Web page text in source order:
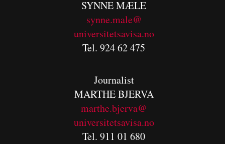
SYNNE MÆLE
synne.male@
universitetsavisa.no
Tel. 924 62 475
Journalist
MARTHE BJERVA
marthe.bjerva@
universitetsavisa.no
Tel. 911 01 680